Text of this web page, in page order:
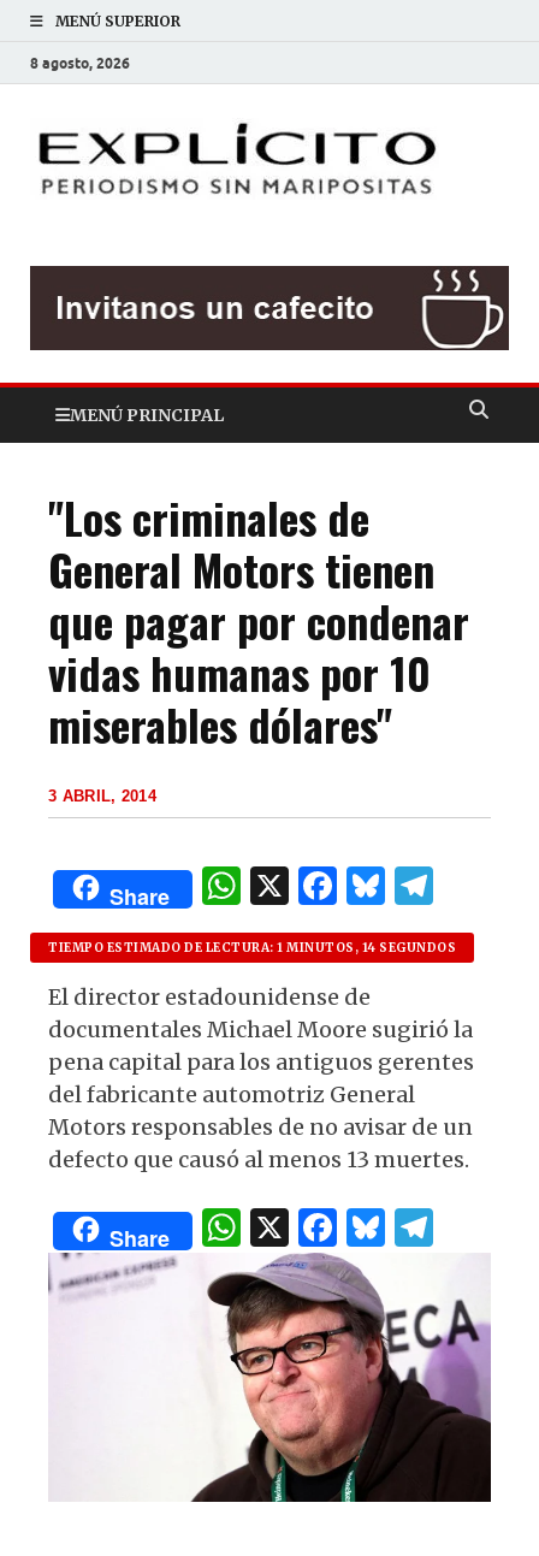
MENÚ SUPERIOR
8 agosto, 2026
MENÚ PRINCIPAL
"Los criminales de
General Motors tienen
que pagar por condenar
vidas humanas por 10
miserables dólares"
3 ABRIL, 2014
Share
W
h
at
s
A
p
p
X F
a
c
e
b
o
o
k
B
lu
es
y
el
e
ra
m
TIEMPO ESTIMADO DE LECTURA: 1 MINUTOS, 14 SEGUNDOS
El director estadounidense de
documentales Michael Moore sugirió la
pena capital para los antiguos gerentes
del fabricante automotriz General
Motors responsables de no avisar de un
defecto que causó al menos 13 muertes.
Share
W
h
at
s
A
p
p
X F
a
c
e
b
o
o
k
B
es
k
y
e
g
ra
m